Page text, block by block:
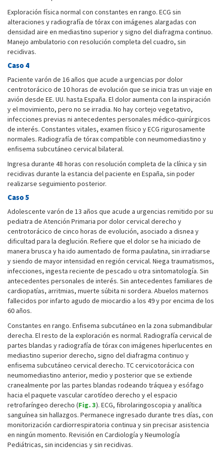
Exploración física normal con constantes en rango. ECG sin
alteraciones y radiografía de tórax con imágenes alargadas con
densidad aire en mediastino superior y signo del diafragma continuo.
Manejo ambulatorio con resolución completa del cuadro, sin
recidivas.
Caso 4
Paciente varón de 16 años que acude a urgencias por dolor
centrotorácico de 10 horas de evolución que se inicia tras un viaje en
avión desde EE. UU. hasta España. El dolor aumenta con la inspiración
y el movimiento, pero no se irradia. No hay cortejo vegetativo,
infecciones previas ni antecedentes personales médico-quirúrgicos
de interés. Constantes vitales, examen físico y ECG rigurosamente
normales. Radiografía de tórax compatible con neumomediastino y
enfisema subcutáneo cervical bilateral.
Ingresa durante 48 horas con resolución completa de la clínica y sin
recidivas durante la estancia del paciente en España, sin poder
realizarse seguimiento posterior.
Caso 5
Adolescente varón de 13 años que acude a urgencias remitido por su
pediatra de Atención Primaria por dolor cervical derecho y
centrotorácico de cinco horas de evolución, asociado a disnea y
dificultad para la deglución. Refiere que el dolor se ha iniciado de
manera brusca y ha ido aumentado de forma paulatina, sin irradiarse
y siendo de mayor intensidad en región cervical. Niega traumatismos,
infecciones, ingesta reciente de pescado u otra sintomatología. Sin
antecedentes personales de interés. Sin antecedentes familiares de
cardiopatías, arritmias, muerte súbita ni sordera. Abuelos maternos
fallecidos por infarto agudo de miocardio a los 49 y por encima de los
60 años.
Constantes en rango. Enfisema subcutáneo en la zona submandibular
derecha. El resto de la exploración es normal. Radiografía cervical de
partes blandas y radiografía de tórax con imágenes hiperlucentes en
mediastino superior derecho, signo del diafragma continuo y
enfisema subcutáneo cervical derecho. TC cervicotorácica con
neumomediastino anterior, medio y posterior que se extiende
cranealmente por las partes blandas rodeando tráquea y esófago
hacia el paquete vascular carotídeo derecho y el espacio
retrofaríngeo derecho (Fig. 3). ECG, fibrolaringoscopia y analítica
sanguínea sin hallazgos. Permanece ingresado durante tres días, con
monitorización cardiorrespiratoria continua y sin precisar asistencia
en ningún momento. Revisión en Cardiología y Neumología
Pediátricas, sin incidencias y sin recidivas.